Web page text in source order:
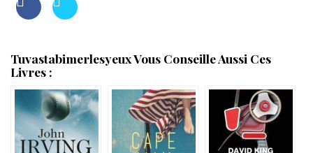
Tuvastabimerlesyeux Vous Conseille Aussi Ces
Livres :